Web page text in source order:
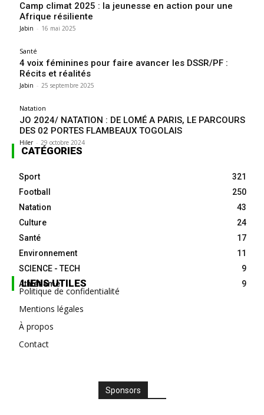
Camp climat 2025 : la jeunesse en action pour une
Afrique résiliente
Jabin - 16 mai 2025
Santé
4 voix féminines pour faire avancer les DSSR/PF :
Récits et réalités
Jabin - 25 septembre 2025
Natation
JO 2024/ NATATION : DE LOMÉ A PARIS, LE PARCOURS
DES 02 PORTES FLAMBEAUX TOGOLAIS
Hiler - 29 octobre 2024
CATÉGORIES
Sport
321
Football
250
Natation
43
Culture
24
Santé
17
Environnement
11
SCIENCE - TECH
9
Athlétisme
9
LIENS UTILES
Politique de confidentialité
Mentions légales
À propos
Contact
Sponsors